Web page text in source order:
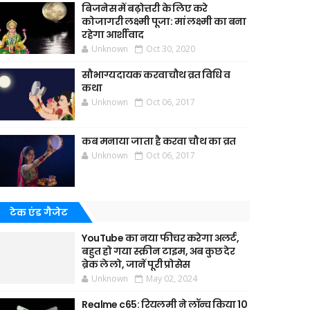
बिजनेस में बढ़ोत्तरी के लिए करे
कोजागरी लक्ष्मी पूजा: मां लक्ष्मी का बना
रहेगा आर्शीवाद
Unknown Oct 30, 2020
सौभाग्यदायक करवाचौथ व्रत विधि व
कथा
Unknown Oct 06, 2017
कब मनाया जाता है करवा चौथ का व्रत
Unknown Oct 06, 2017
टेक एंड गैजेट
YouTube का नया फीचर करेगा अलर्ट,
बहुत हो गया स्क्रीन टाइम, अब कुछ देर
ब्रेक ले लो, जानें पूरी प्रोसेस
Unknown May 02, 2024
Realme c65: रियलमी ने लॉन्च किया 10